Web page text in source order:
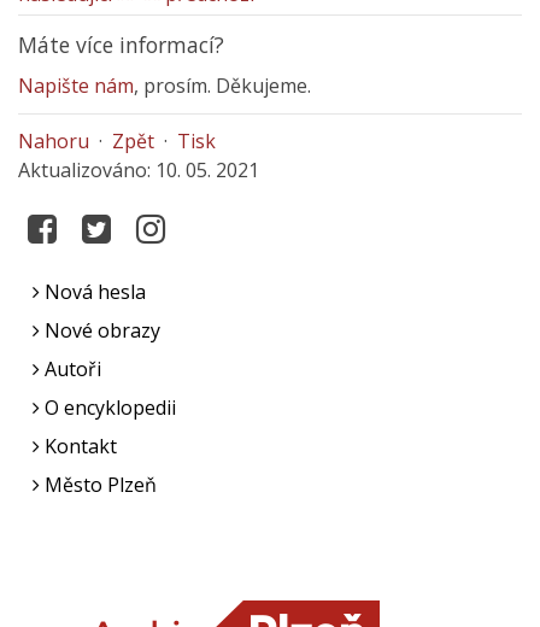
Máte více informací?
Napište nám, prosím. Děkujeme.
Nahoru · Zpět · Tisk
Aktualizováno: 10. 05. 2021
Nová hesla
Nové obrazy
Autoři
O encyklopedii
Kontakt
Město Plzeň